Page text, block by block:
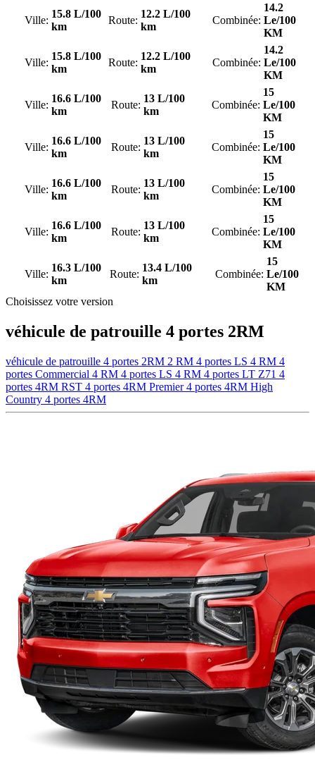
Ville:
15.8 L/100
km
Route:
12.2 L/100
km
Combinée:
14.2
Le/100
KM
Ville:
15.8 L/100
km
Route:
12.2 L/100
km
Combinée:
14.2
Le/100
KM
Ville:
16.6 L/100
km
Route:
13 L/100
km
Combinée:
15
Le/100
KM
Ville:
16.6 L/100
km
Route:
13 L/100
km
Combinée:
15
Le/100
KM
Ville:
16.6 L/100
km
Route:
13 L/100
km
Combinée:
15
Le/100
KM
Ville:
16.6 L/100
km
Route:
13 L/100
km
Combinée:
15
Le/100
KM
Ville:
16.3 L/100
km
Route:
13.4 L/100
km
Combinée:
15
Le/100
KM
Choisissez votre version
véhicule de patrouille 4 portes 2RM
véhicule de patrouille 4 portes 2RM 2 RM 4 portes LS 4 RM 4
portes Commercial 4 RM 4 portes LS 4 RM 4 portes LT Z71 4
portes 4RM RST 4 portes 4RM Premier 4 portes 4RM High
Country 4 portes 4RM